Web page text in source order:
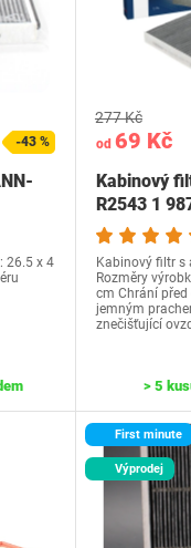
-43 %
26.5 x 4
od 69 Kč
277 Kč
Kabinový
R2543 1
Kabinový filtr
Rozměry
cm Chrání
jemným
znečišťující
> 5
First minute
Výprodej